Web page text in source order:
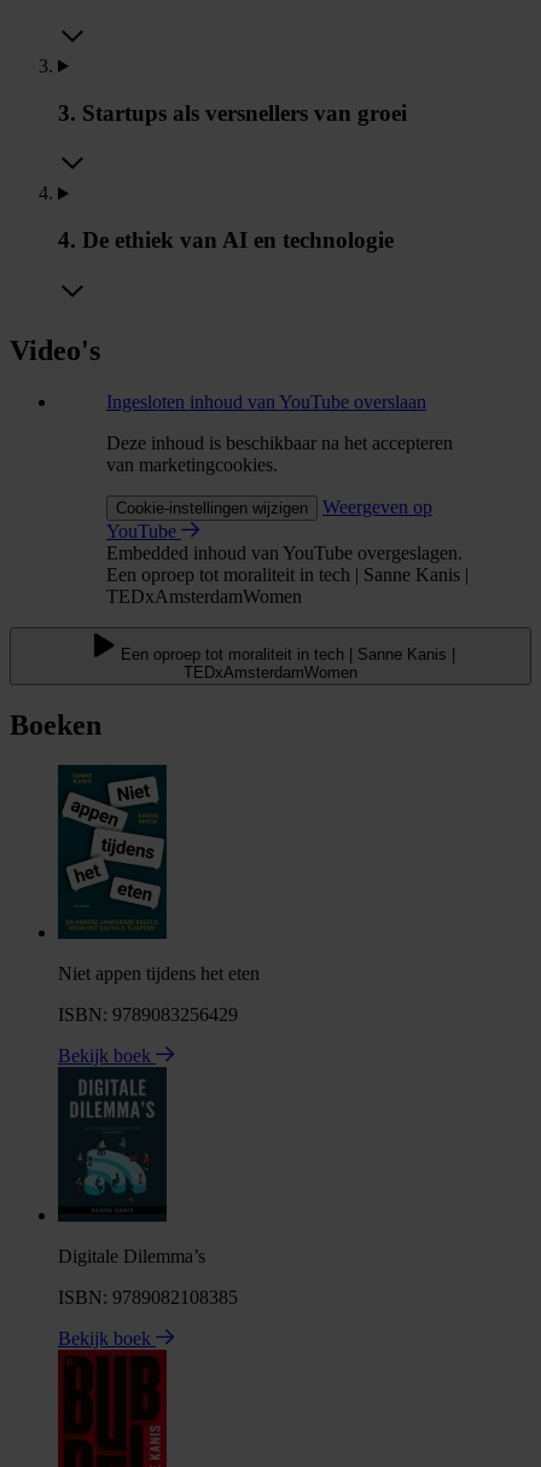
3. Startups als versnellers van groei
4. De ethiek van AI en technologie
Video's
Ingesloten inhoud van YouTube overslaan
Deze inhoud is beschikbaar na het accepteren
van marketingcookies.
Cookie-instellingen wijzigen
Weergeven op
YouTube
Embedded inhoud van YouTube overgeslagen.
Een oproep tot moraliteit in tech | Sanne Kanis |
TEDxAmsterdamWomen
Een oproep tot moraliteit in tech | Sanne Kanis |
TEDxAmsterdamWomen
Boeken
Niet appen tijdens het eten
ISBN: 9789083256429
Bekijk boek
Digitale Dilemma’s
ISBN: 9789082108385
Bekijk boek